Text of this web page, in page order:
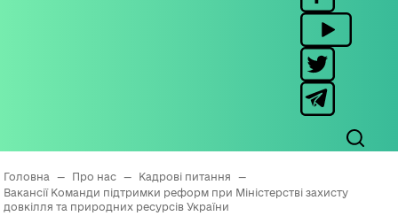
Головна — Про нас — Кадрові питання
—
Вакансії Команди підтримки реформ при Міністерстві захисту
довкілля та природних ресурсів України